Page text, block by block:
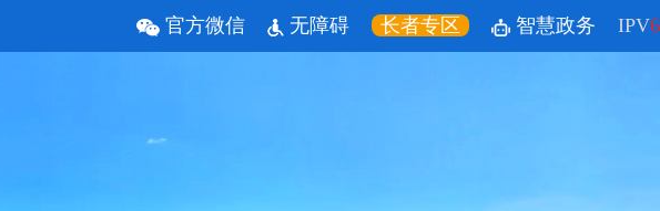
官方微信 无障碍 长者专区 智慧政务 IPV6